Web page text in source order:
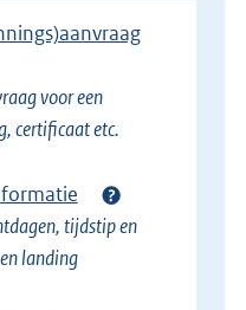
voor een
certificaat etc.
tijdstip en
landing